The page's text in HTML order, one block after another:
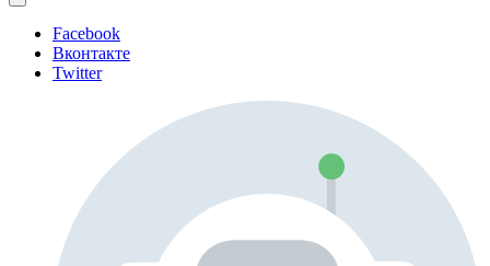
Facebook
Вконтакте
Twitter